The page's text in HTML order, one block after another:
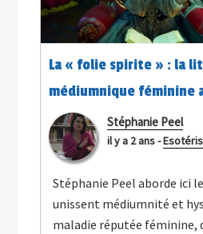
La « folie spirite » : la
médiumnique féminine
frontières de l’hystérie
Stéphanie Peel
il y a 2 ans-
Stéphanie Peel aborde ici
unissent médiumnité et
maladie réputée féminine,